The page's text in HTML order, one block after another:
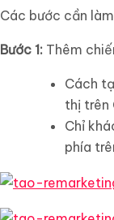
Các bước cần
Bước 1: Thêm
Cách
thị trên
Chỉ
phía